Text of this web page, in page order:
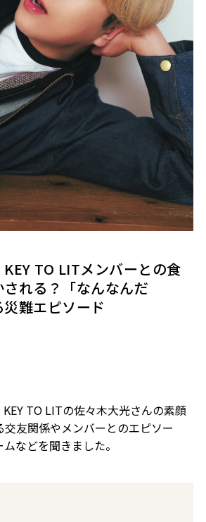
KEY TO LITメンバーとの食
れる？「なんなんだ
災難エピソード
TO LITの佐々木大光さんの素顔
友関係やメンバーとのエピソー
などを聞きました。